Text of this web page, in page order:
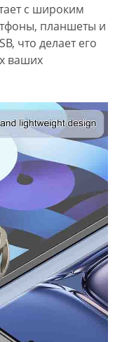
с широким
планшеты и
что делает его
ваших